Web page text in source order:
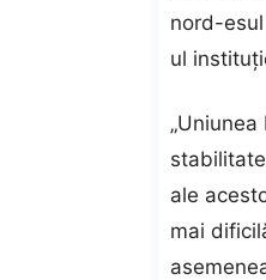
nord-
ul
ale
mai